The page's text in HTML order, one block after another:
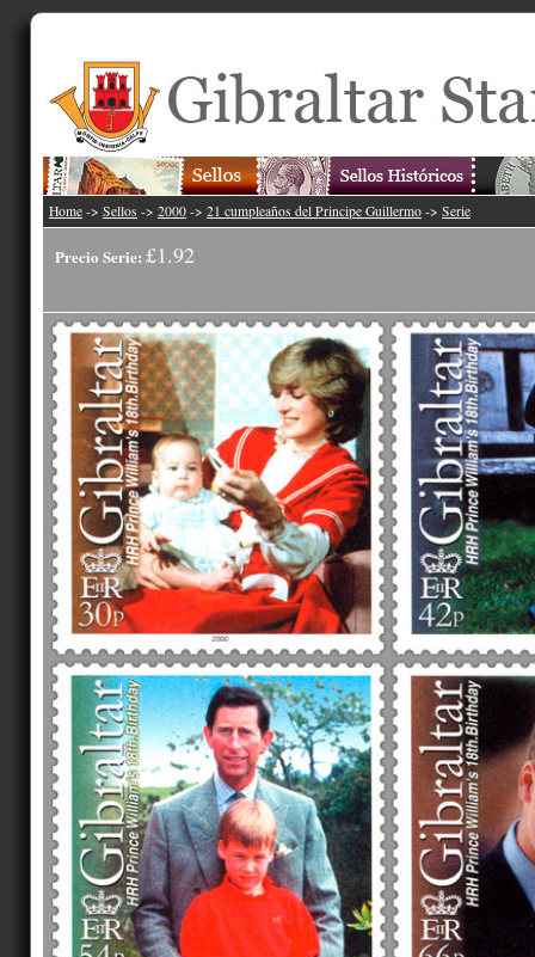
Home -> Sellos -> 2000 -> 21 cumpleaños del Principe Guillermo -> Serie
Precio Serie: £1.92